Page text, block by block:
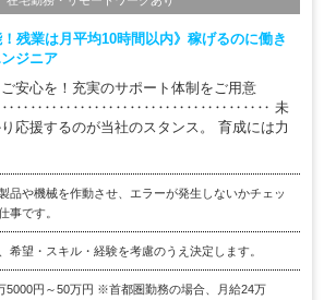
！残業は月平均10時間以内》稼げるのに働き
ジニア
安心を！充実のサポート体制をご用意
未
応援するのが当社のスタンス。 育成には力
品や機械を作動させ、エラーが発生しないかチェッ
事です。
希望・スキル・経験を考慮のうえ決定します。
5000円～50万円 ※首都圏勤務の場合、月給24万